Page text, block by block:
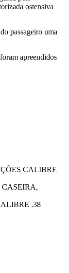
ostensiva
passageiro uma
apreendidos
CALIBRE
.38